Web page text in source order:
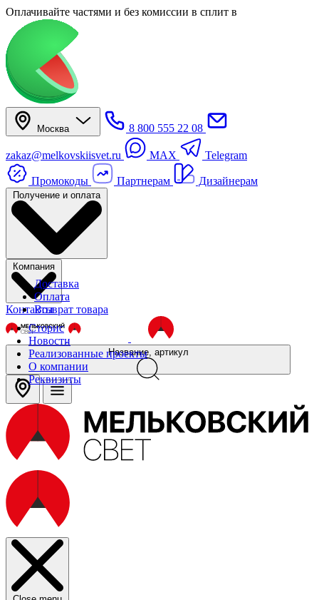
Оплачивайте частями и без комиссии в сплит в
Москва 8 800 555 22 08
zakaz@melkovskiisvet.ru MAX Telegram
Промокоды Партнерам Дизайнерам
Получение и оплата
Доставка
Оплата
Возврат товара
Компания
Сторис
Новости
Реализованные проекты
О компании
Реквизиты
Контакты
Название, артикул